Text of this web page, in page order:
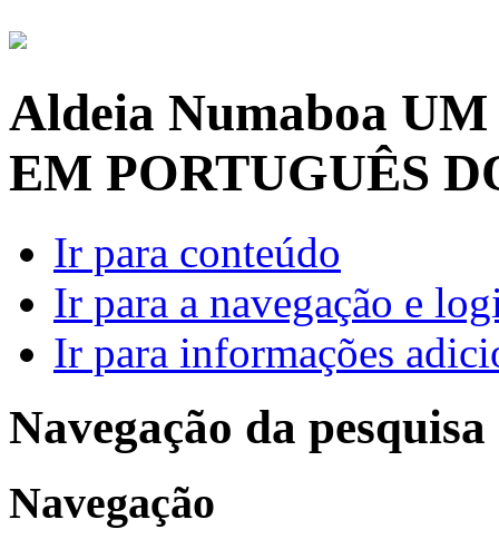
Aldeia Numaboa UM
EM PORTUGUÊS
Ir para conteúdo
Ir para a navegação e
Ir para informações
Navegação da pesquisa
Navegação